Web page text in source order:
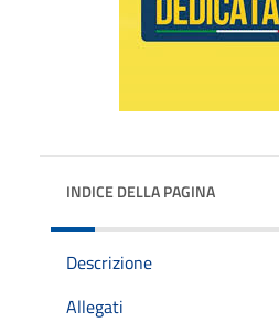
INDICE DELLA PAGINA
Descrizione
Allegati